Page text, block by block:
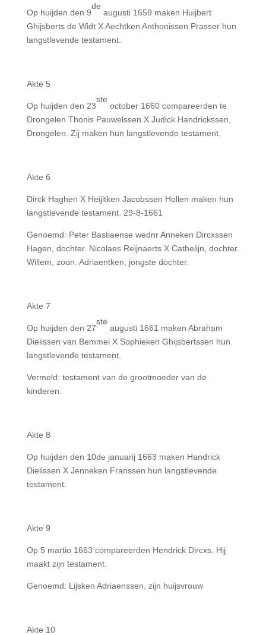
Op huijden den 9
de
augusti 1659 maken Huijbert
Ghijsberts de Widt X Aechtken Anthonissen Prasser hun
langstlevende testament.
Akte 5
Op huijden den 23
ste
october 1660 compareerden te
Drongelen Thonis Pauwelssen X Judick Handrickssen,
Drongelen. Zij maken hun langstlevende testament.
Akte 6
Dirck Haghen X Heijltken Jacobssen Hollen maken hun
langstlevende testament. 29-8-1661
Genoemd: Peter Bastiaense wednr Anneken Dircxssen
Hagen, dochter. Nicolaes Reijnaerts X Cathelijn, dochter.
Willem, zoon. Adriaentken, jongste dochter.
Akte 7
Op huijden den 27
ste
augusti 1661 maken Abraham
Dielissen van Bemmel X Sophieken Ghijsbertssen hun
langstlevende testament.
Vermeld: testament van de grootmoeder van de
kinderen.
Akte 8
Op huijden den 10de januarij 1663 maken Handrick
Dielissen X Jenneken Franssen hun langstlevende
testament.
Akte 9
Op 5 martio 1663 compareerden Hendrick Dircxs. Hij
maakt zijn testament.
Genoemd: Lijsken Adriaenssen, zijn huijsvrouw
Akte 10